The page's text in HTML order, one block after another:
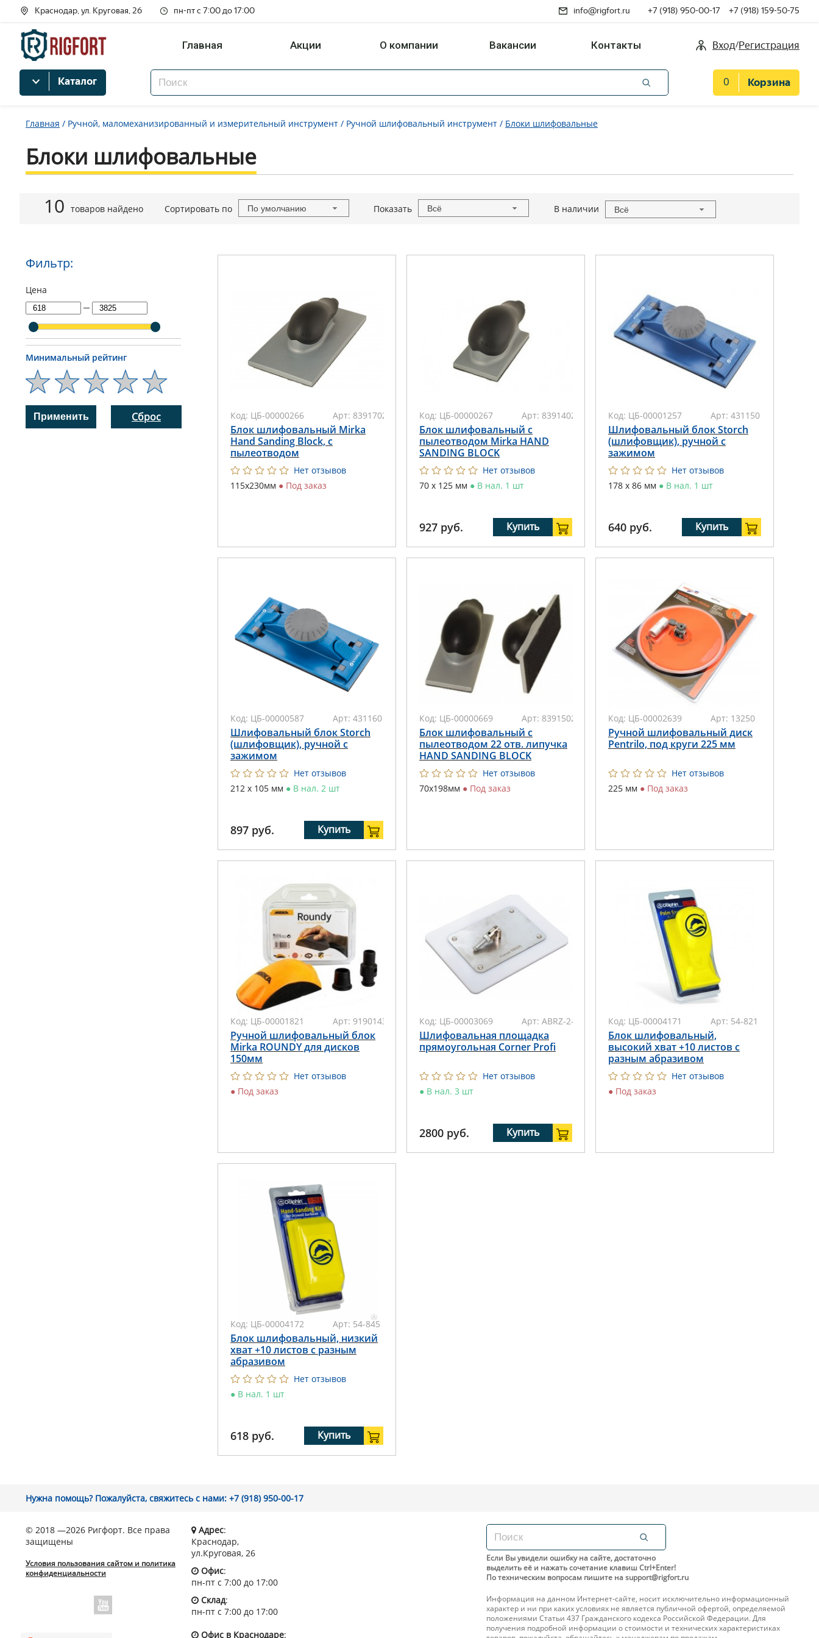
Краснодар, ул. Круговая, 26 пн-пт с 7:00 до 17:00 info@rigfort.ru +7 (918) 950-00-17 +7 (918) 159-50-75
Вход/Регистрация
Главная Акции О компании Вакансии Контакты
Каталог 0 Корзина
Главная / Ручной, маломеханизированный и измерительный инструмент / Ручной шлифовальный инструмент / Блоки шлифовальные
Блоки шлифовальные
10 товаров найдено Сортировать по По умолчанию Показать Всё В наличии Всё
Фильтр:
Цена
─
Минимальный рейтинг
Сброс Код: ЦБ-00000266 Арт: 8391702011
Блок шлифовальный Mirka
Hand Sanding Block, с
пылеотводом
Нет отзывов
115х230мм ● Под заказ
Код: ЦБ-00000267 Арт: 8391402011
Блок шлифовальный с
пылеотводом Mirka HAND
SANDING BLOCK
Нет отзывов
70 х 125 мм ● В нал. 1 шт
927 руб. Купить
Код: ЦБ-00001257 Арт: 431150
Шлифовальный блок Storch
(шлифовщик), ручной с
зажимом
Нет отзывов
178 х 86 мм ● В нал. 1 шт
640 руб. Купить
Код: ЦБ-00000587 Арт: 431160
Шлифовальный блок Storch
(шлифовщик), ручной с
зажимом
Нет отзывов
212 х 105 мм ● В нал. 2 шт
897 руб. Купить
Код: ЦБ-00000669 Арт: 8391502011
Блок шлифовальный с
пылеотводом 22 отв. липучка
HAND SANDING BLOCK
Нет отзывов
70х198мм ● Под заказ
Код: ЦБ-00002639 Арт: 13250
Ручной шлифовальный диск
Pentrilo, под круги 225 мм
Нет отзывов
225 мм ● Под заказ
Код: ЦБ-00001821 Арт: 9190143011
Ручной шлифовальный блок
Mirka ROUNDY для дисков
150мм
Нет отзывов
● Под заказ
Код: ЦБ-00003069 Арт: ABRZ-2-180
Шлифовальная площадка
прямоугольная Corner Profi
Нет отзывов
● В нал. 3 шт
2800 руб. Купить
Код: ЦБ-00004171 Арт: 54-821
Блок шлифовальный,
высокий хват +10 листов с
разным абразивом
Нет отзывов
● Под заказ
Код: ЦБ-00004172 Арт: 54-845
Блок шлифовальный, низкий
хват +10 листов с разным
абразивом
Нет отзывов
● В нал. 1 шт
618 руб. Купить
Нужна помощь? Пожалуйста, свяжитесь с нами: +7 (918) 950-00-17
© 2018 —2026 Ригфорт. Все права
защищены
Условия пользования сайтом и политика
конфиденциальности
Адрес:
Краснодар,
ул.Круговая, 26
Офис:
пн-пт с 7:00 до 17:00
Склад:
пн-пт с 7:00 до 17:00
Офис в Краснодаре:
Если Вы увидели ошибку на сайте, достаточно
выделить её и нажать сочетание клавиш Ctrl+Enter!
По техническим вопросам пишите на support@rigfort.ru
Информация на данном Интернет-сайте, носит исключительно информационный
характер и ни при каких условиях не является публичной офертой, определяемой
положениями Статьи 437 Гражданского кодекса Российской Федерации. Для
получения подробной информации о стоимости и технических характеристиках